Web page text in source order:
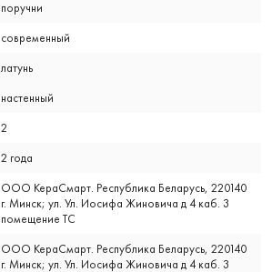
поручни
современный
латунь
настенный
2
2 года
ООО КераСмарт. Республика Беларусь, 220140
г. Минск; ул. Ул. Иосифа Жиновича д 4 каб. 3
помещение ТС
ООО КераСмарт. Республика Беларусь, 220140
г. Минск; ул. Ул. Иосифа Жиновича д 4 каб. 3